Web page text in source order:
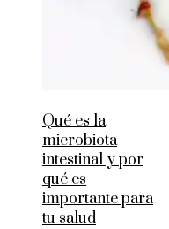
Qué es la
microbiota
intestinal y por
qué es
importante para
tu salud